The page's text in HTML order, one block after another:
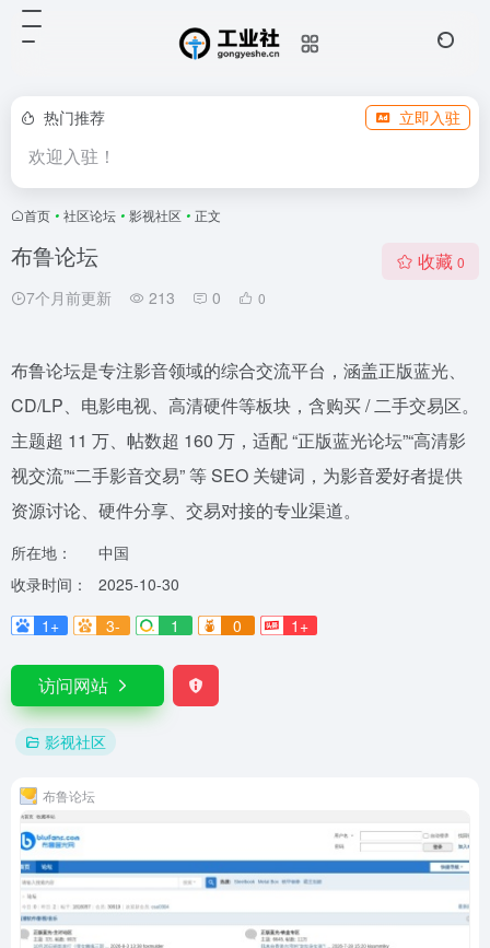
热门推荐 立即入驻
欢迎入驻！
首页 • 社区论坛 • 影视社区 • 正文
布鲁论坛
7个月前更新 213 0 0
收藏 0
布鲁论坛是专注影音领域的综合交流平台，涵盖正版蓝光、
CD/LP、电影电视、高清硬件等板块，含购买 / 二手交易区。
主题超 11 万、帖数超 160 万，适配 “正版蓝光论坛”“高清影
视交流”“二手影音交易” 等 SEO 关键词，为影音爱好者提供
资源讨论、硬件分享、交易对接的专业渠道。
所在地：
中国
收录时间：
2025-10-30
1+
3- 1 0 1+
访问网站
影视社区
布鲁论坛